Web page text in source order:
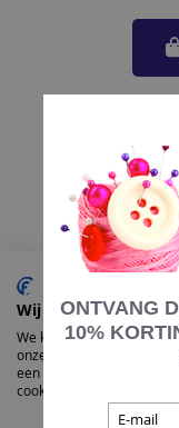
ONTVANG
10%
Wij gebruiken
We kunnen deze
onze website te
een geweldige website-
cookies die we gebruiken